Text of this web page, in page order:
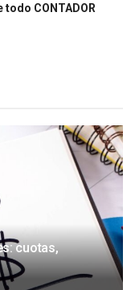
todo CONTADOR
cuotas,